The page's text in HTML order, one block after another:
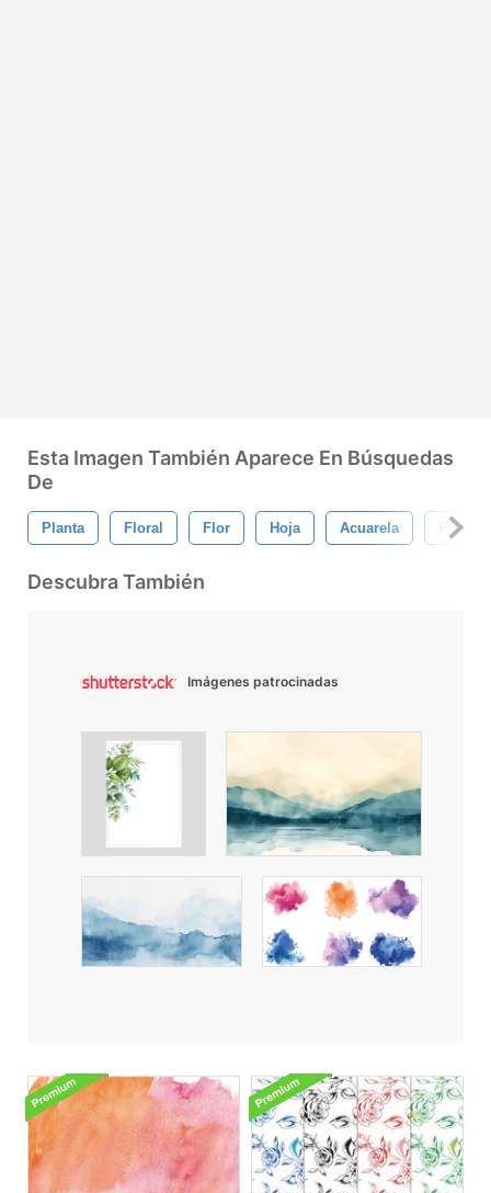
Esta Imagen También Aparece En Búsquedas
De
Planta Floral Flor Hoja Acuarela Pintado
Descubra También
Imágenes patrocinadas